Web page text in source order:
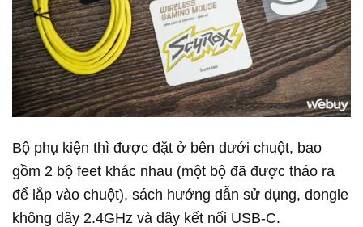
Bộ phụ kiện thì được đặt ở bên dưới chuột, bao
gồm 2 bộ feet khác nhau (một bộ đã được tháo ra
để lắp vào chuột), sách hướng dẫn sử dụng, dongle
không dây 2.4GHz và dây kết nối USB-C.